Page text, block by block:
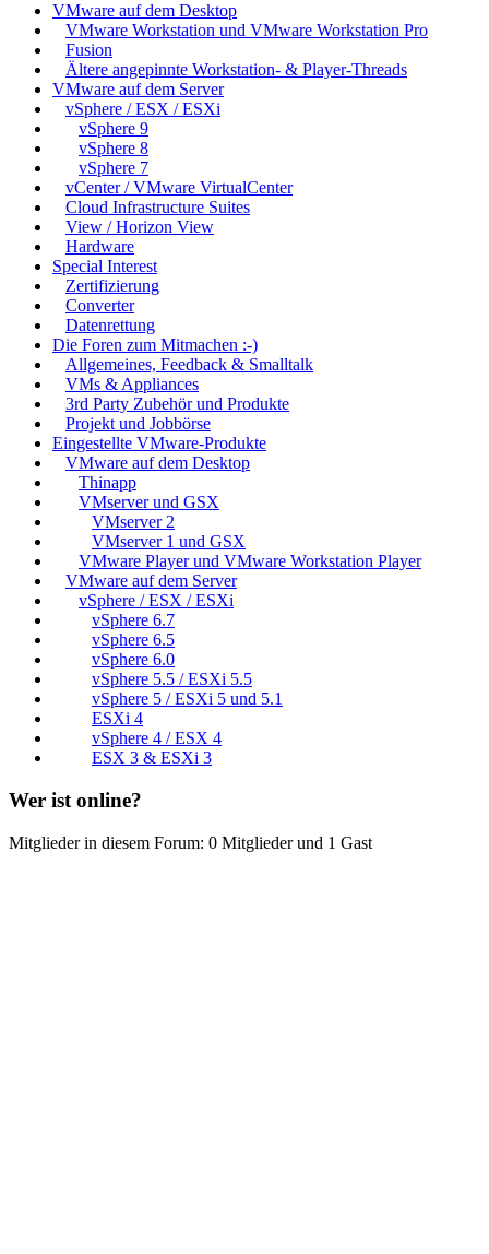
VMware auf dem Desktop
VMware Workstation und VMware Workstation Pro
Fusion
Ältere angepinnte Workstation- & Player-Threads
VMware auf dem Server
vSphere / ESX / ESXi
vSphere 9
vSphere 8
vSphere 7
vCenter / VMware VirtualCenter
Cloud Infrastructure Suites
View / Horizon View
Hardware
Special Interest
Zertifizierung
Converter
Datenrettung
Die Foren zum Mitmachen :-)
Allgemeines, Feedback & Smalltalk
VMs & Appliances
3rd Party Zubehör und Produkte
Projekt und Jobbörse
Eingestellte VMware-Produkte
VMware auf dem Desktop
Thinapp
VMserver und GSX
VMserver 2
VMserver 1 und GSX
VMware Player und VMware Workstation Player
VMware auf dem Server
vSphere / ESX / ESXi
vSphere 6.7
vSphere 6.5
vSphere 6.0
vSphere 5.5 / ESXi 5.5
vSphere 5 / ESXi 5 und 5.1
ESXi 4
vSphere 4 / ESX 4
ESX 3 & ESXi 3
Wer ist online?
Mitglieder in diesem Forum: 0 Mitglieder und 1 Gast